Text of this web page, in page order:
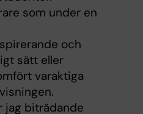
som under en
och
sätt eller
varaktiga
jag biträdande